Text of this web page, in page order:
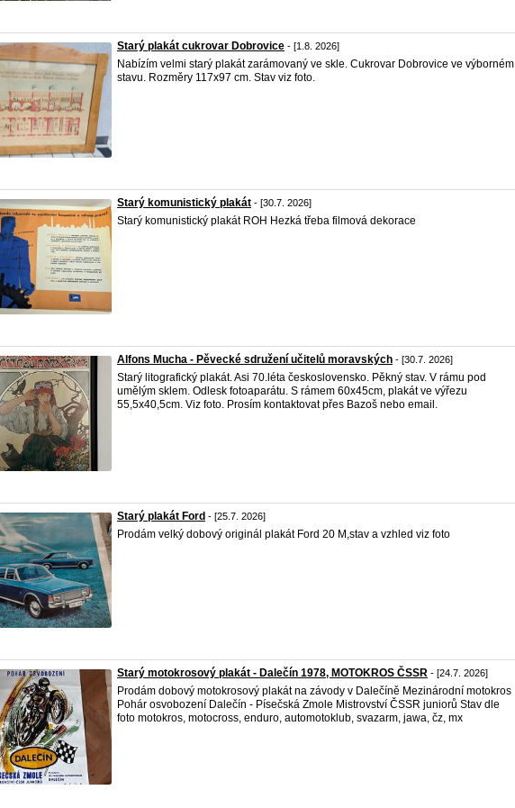
Starý plakát cukrovar Dobrovice - [1.8. 2026]
Nabízím velmi starý plakát zarámovaný ve skle. Cukrovar Dobrovice ve výborném
stavu. Rozměry 117x97 cm. Stav viz foto.
Starý komunistický plakát - [30.7. 2026]
Starý komunistický plakát ROH Hezká třeba filmová dekorace
Alfons Mucha - Pěvecké sdružení učitelů moravských - [30.7. 2026]
Starý litografický plakát. Asi 70.léta československo. Pěkný stav. V rámu pod
umělým sklem. Odlesk fotoaparátu. S rámem 60x45cm, plakát ve výřezu
55,5x40,5cm. Viz foto. Prosím kontaktovat přes Bazoš nebo email.
Starý plakát Ford - [25.7. 2026]
Prodám velký dobový originál plakát Ford 20 M,stav a vzhled viz foto
Starý motokrosový plakát - Dalečín 1978, MOTOKROS ČSSR - [24.7. 2026]
Prodám dobový motokrosový plakát na závody v Dalečíně Mezinárodní motokros
Pohár osvobození Dalečín - Písečská Zmole Mistrovství ČSSR juniorů Stav dle
foto motokros, motocross, enduro, automotoklub, svazarm, jawa, čz, mx